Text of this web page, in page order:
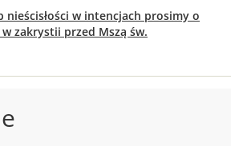
nieścisłości w intencjach prosimy o
zakrystii przed Mszą św.